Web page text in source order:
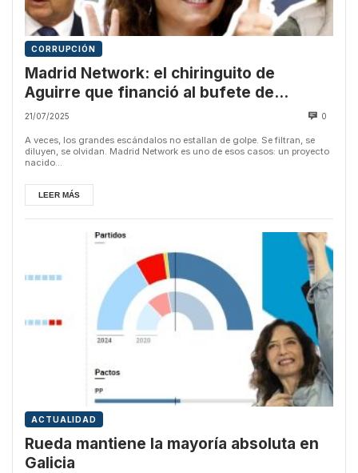
CORRUPCIÓN
Madrid Network: el chiringuito de
Aguirre que financió al bufete de
Montoro y pagó el sueldo de Ayuso
21/07/2025 0
A veces, los grandes escándalos no estallan de golpe. Se filtran, se
diluyen, se olvidan. Madrid Network es uno de esos casos: un proyecto
nacido...
LEER MÁS
ACTUALIDAD
Rueda mantiene la mayoría absoluta en
Galicia